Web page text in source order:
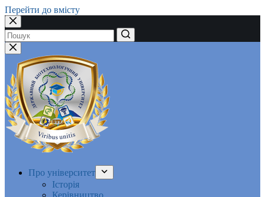
Перейти до вмісту
Немає
результатів
Про університет
Історія
Керівництво